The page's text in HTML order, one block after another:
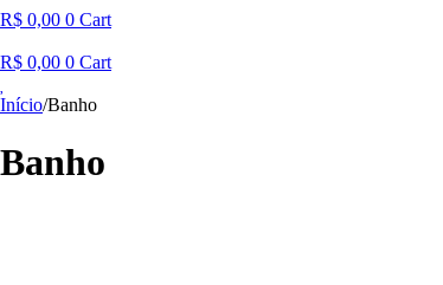
R$ 0,00 0 Cart
R$ 0,00 0 Cart
Início/Banho
Banho